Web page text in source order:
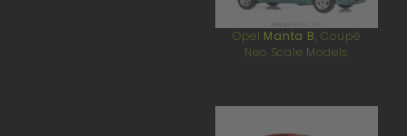
Opel Manta B, Coupé
Neo Scale Models